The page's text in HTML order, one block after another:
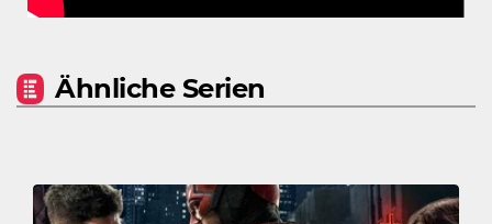
Ähnliche Serien